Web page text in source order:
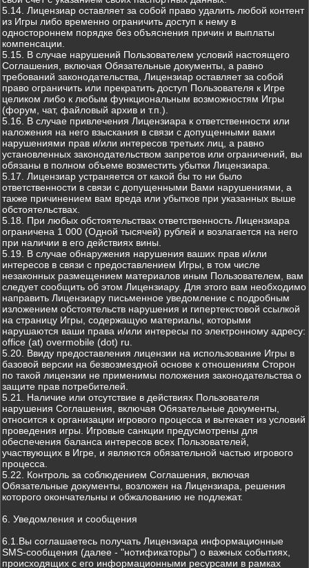
5.14. Лицензиар оставляет за собой право удалить любой контент
из Игры либо временно ограничить доступ к нему в
одностороннем порядке без объяснения причин и выплаты
компенсации.
5.15. В случае нарушений Пользователем условий настоящего
Соглашения, включая Обязательные документы, а равно
требований законодательства, Лицензиар оставляет за собой
право ограничить или прекратить доступ Пользователя к Игре
целиком либо к любым функциональным возможностям Игры
(форум, чат, файловый архив и т.п.).
5.16. В случае привлечения Лицензиара к ответственности или
наложения на него взыскания в связи с допущенными вами
нарушениями прав и/или интересов третьих лиц, а равно
установленных законодательством запретов или ограничений, вы
обязаны в полном объеме возместить убытки Лицензиара.
5.17. Лицензиар устраняется от какой бы то ни было
ответственности в связи с допущенными Вами нарушениями, а
также причинением вам вреда или убытков при указанных выше
обстоятельствах.
5.18. При любых обстоятельствах ответственность Лицензиара
ограничена 1 000 (Одной тысячей) рублей и возлагается на него
при наличии в его действиях вины.
5.19. В случае обнаружения нарушения ваших прав и/или
интересов в связи с предоставлением Игры, в том числе
незаконных размещением материалов иным Пользователем, вам
следует сообщить об этом Лицензиару. Для этого вам необходимо
направить Лицензиару письменное уведомление с подробным
изложением обстоятельств нарушения и гипертекстовой ссылкой
на страницу Игры, содержащую материалы, которыми
нарушаются ваши права и/или интересы по электронному адресу:
office (at) overmobile (dot) ru.
5.20. Ввиду предоставления лицензии на использование Игры в
базовой версии на безвозмездной основе к отношениям Сторон
по такой лицензии не применимы положения законодательства о
защите прав потребителей.
5.21. Наличие или отсутствие в действиях Пользователя
нарушения Соглашения, включая Обязательные документы,
относится к организации игрового процесса и вытекает из условий
проведения игры. Игровые санкции предусмотрены для
обеспечения баланса интересов всех Пользователей,
участвующих в Игре, и являются обязательной частью игрового
процесса.
5.22. Контроль за соблюдением Соглашения, включая
Обязательные документы, возложен на Лицензиара, решения
которого окончательны и обжалованию не подлежат.
6. Уведомления и сообщения
6.1.Вы соглашаетесь получать Лицензиара информационные
SMS-сообщения (далее - "нотификаторы") о важных событиях,
происходящих с его информационными ресурсами в рамках